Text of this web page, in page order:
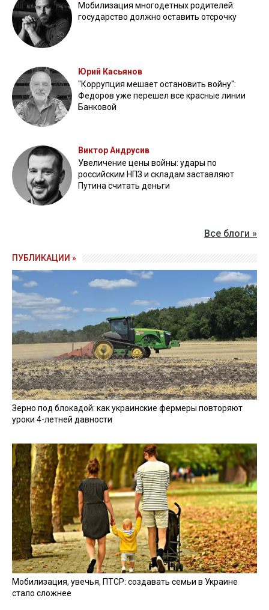
Мобилизация многодетных родителей:
государство должно оставить отсрочку
Юрий Касьянов
"Коррупция мешает остановить войну":
Федоров уже перешел все красные линии
Банковой
Виктор Андрусив
Увеличение цены войны: удары по
российским НПЗ и складам заставляют
Путина считать деньги
Все блоги »
ПУБЛИКАЦИИ »
Зерно под блокадой: как украинские фермеры повторяют
уроки 4-летней давности
Мобилизация, увечья, ПТСР: создавать семьи в Украине
стало сложнее